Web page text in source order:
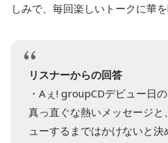
しみで、毎回楽しいトークに華を
リスナーからの回答
・Aぇ! groupCDデビュー日
真っ直ぐな熱いメッセージ
ューするまではかけないと